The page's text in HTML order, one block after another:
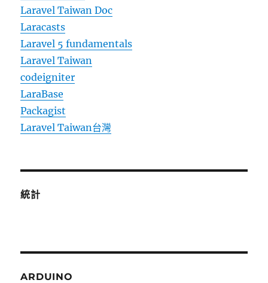
Laravel Taiwan Doc
Laracasts
Laravel 5 fundamentals
Laravel Taiwan
codeigniter
LaraBase
Packagist
Laravel Taiwan台灣
統計
ARDUINO